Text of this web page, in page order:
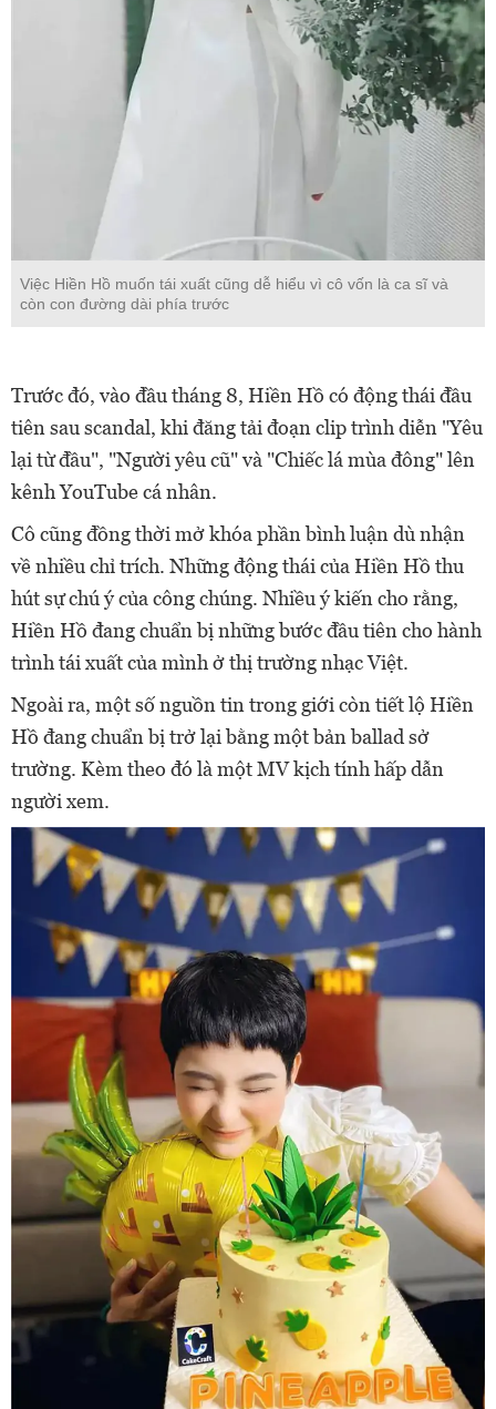
Việc Hiền Hồ muốn tái xuất cũng dễ hiểu vì cô vốn là ca sĩ và
còn con đường dài phía trước
Trước đó, vào đầu tháng 8, Hiền Hồ có động thái đầu
tiên sau scandal, khi đăng tải đoạn clip trình diễn "Yêu
lại từ đầu", "Người yêu cũ" và "Chiếc lá mùa đông" lên
kênh YouTube cá nhân.
Cô cũng đồng thời mở khóa phần bình luận dù nhận
về nhiều chỉ trích. Những động thái của Hiền Hồ thu
hút sự chú ý của công chúng. Nhiều ý kiến cho rằng,
Hiền Hồ đang chuẩn bị những bước đầu tiên cho hành
trình tái xuất của mình ở thị trường nhạc Việt.
Ngoài ra, một số nguồn tin trong giới còn tiết lộ Hiền
Hồ đang chuẩn bị trở lại bằng một bản ballad sở
trường. Kèm theo đó là một MV kịch tính hấp dẫn
người xem.